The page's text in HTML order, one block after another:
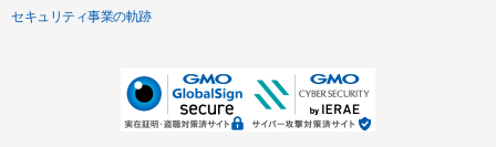
セキュリティ事業の軌跡